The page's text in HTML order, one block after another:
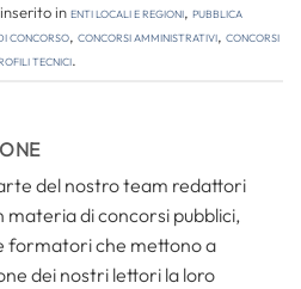
inEnti locali e regioni, Pubblica
concorso, concorsi amministrativi, concorsi
tecnici.
del nostro team redattori
materia di concorsi pubblici,
formatori che mettono a
dei nostri lettori la loro